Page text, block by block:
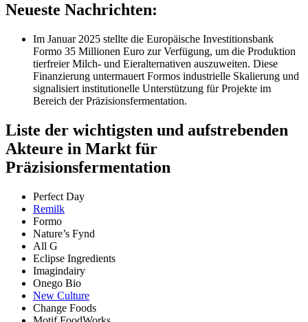
Neueste Nachrichten:
Im Januar 2025 stellte die Europäische Investitionsbank
Formo 35 Millionen Euro zur Verfügung, um die Produktion
tierfreier Milch- und Eieralternativen auszuweiten. Diese
Finanzierung untermauert Formos industrielle Skalierung und
signalisiert institutionelle Unterstützung für Projekte im
Bereich der Präzisionsfermentation.
Liste der wichtigsten und aufstrebenden
Akteure in Markt für
Präzisionsfermentation
Perfect Day
Remilk
Formo
Nature’s Fynd
All G
Eclipse Ingredients
Imagindairy
Onego Bio
New Culture
Change Foods